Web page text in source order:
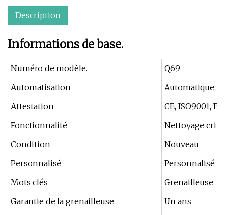
Description
Informations de base.
Numéro de modèle.
Q69
Automatisation
Automatique
Attestation
CE, ISO9001, BV
Fonctionnalité
Nettoyage
Condition
Nouveau
Personnalisé
Personnalisé
Mots clés
Grenailleuse
Garantie de la grenailleuse
Un ans